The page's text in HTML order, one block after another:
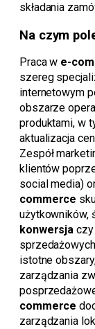
składania
Na czym
Praca w e-
szereg
internetowym
obszarze
produktami, w
aktualizacja
Zespół
klientów
social media)
commerce
użytkowników,
konwersja czy
istotne
zarządzania
commerce
zarządzania